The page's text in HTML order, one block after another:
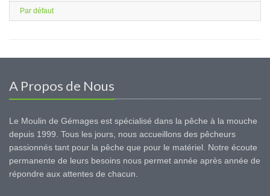
Par défaut
A Propos de Nous
Le Moulin de Gémages est spécialisé dans la pêche à la mouche
depuis 1999. Tous les jours, nous accueillons des pêcheurs
passionnés tant pour la pêche que pour le matériel. Notre écoute
permanente de leurs besoins nous permet année après année de
répondre aux attentes de chacun.